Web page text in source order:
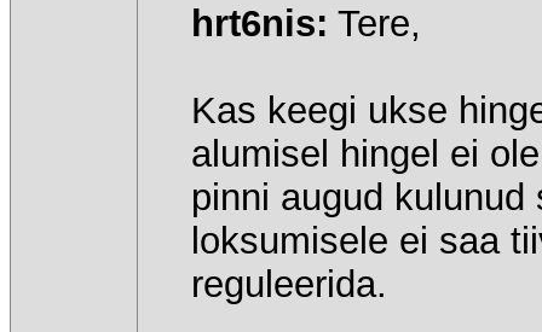
hrt6nis: Tere,
Kas keegi ukse
alumisel hingel ei
pinni augud
loksumisele ei saa
reguleerida.